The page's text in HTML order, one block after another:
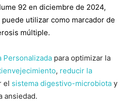
92 en diciembre de 2024,
utilizar como marcador de
múltiple.
Personalizada para optimizar la
, reducir la
el sistema digestivo-microbiota y
ansiedad.